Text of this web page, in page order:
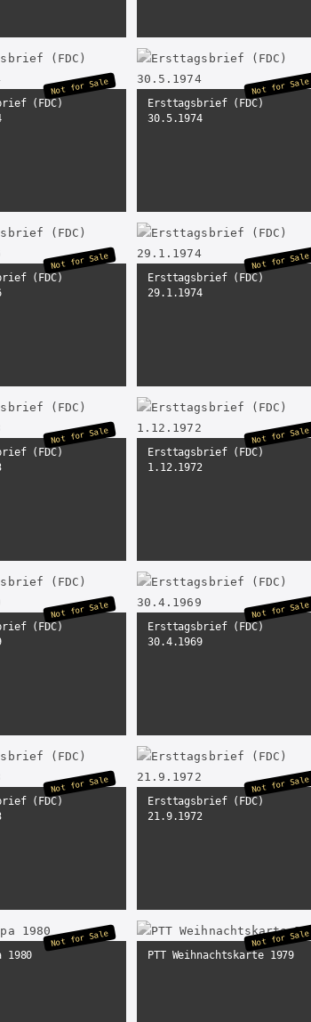
(FDC)
Not for Sale
Ersttagsbrief (FDC)
30.5.1974
Not for Sale
(FDC)
Not for Sale
Ersttagsbrief (FDC)
29.1.1974
Not for Sale
(FDC)
Not for Sale
Ersttagsbrief (FDC)
1.12.1972
Not for Sale
(FDC)
Not for Sale
Ersttagsbrief (FDC)
30.4.1969
Not for Sale
(FDC)
Not for Sale
Ersttagsbrief (FDC)
21.9.1972
Not for Sale
1980
Not for Sale
PTT Weihnachtskarte 1979
Not for Sale